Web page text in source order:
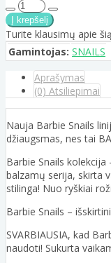
Turite klausimų apie
Gamintojas: SNAILS
Aprašymas
(0) Atsiliepimai
Nauja Barbie Snails
džiaugsmas, nes tai
Barbie Snails
balzamų serija, skirta
stilinga! Nuo ryškiai
Barbie Snails –
SVARBIAUSIA, kad
naudoti! Sukurta